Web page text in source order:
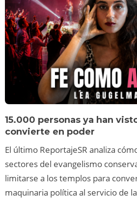
15.000 personas ya han
convierte en poder
El último ReportajeSR analiza
sectores del evangelismo
limitarse a los templos para
maquinaria política al servicio de